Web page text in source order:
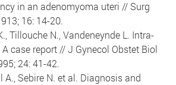
in an adenomyoma uteri // Surg
16: 14-20.
Tillouche N., Vandeneynde L. Intra-
case report // J Gynecol Obstet Biol
24: 41-42.
Sebire N. et al. Diagnosis and